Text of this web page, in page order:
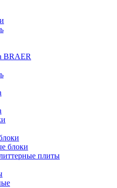
BRAER
блоки
плиты